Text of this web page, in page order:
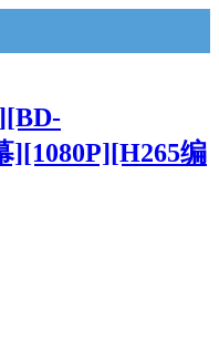
][1080P][H265编